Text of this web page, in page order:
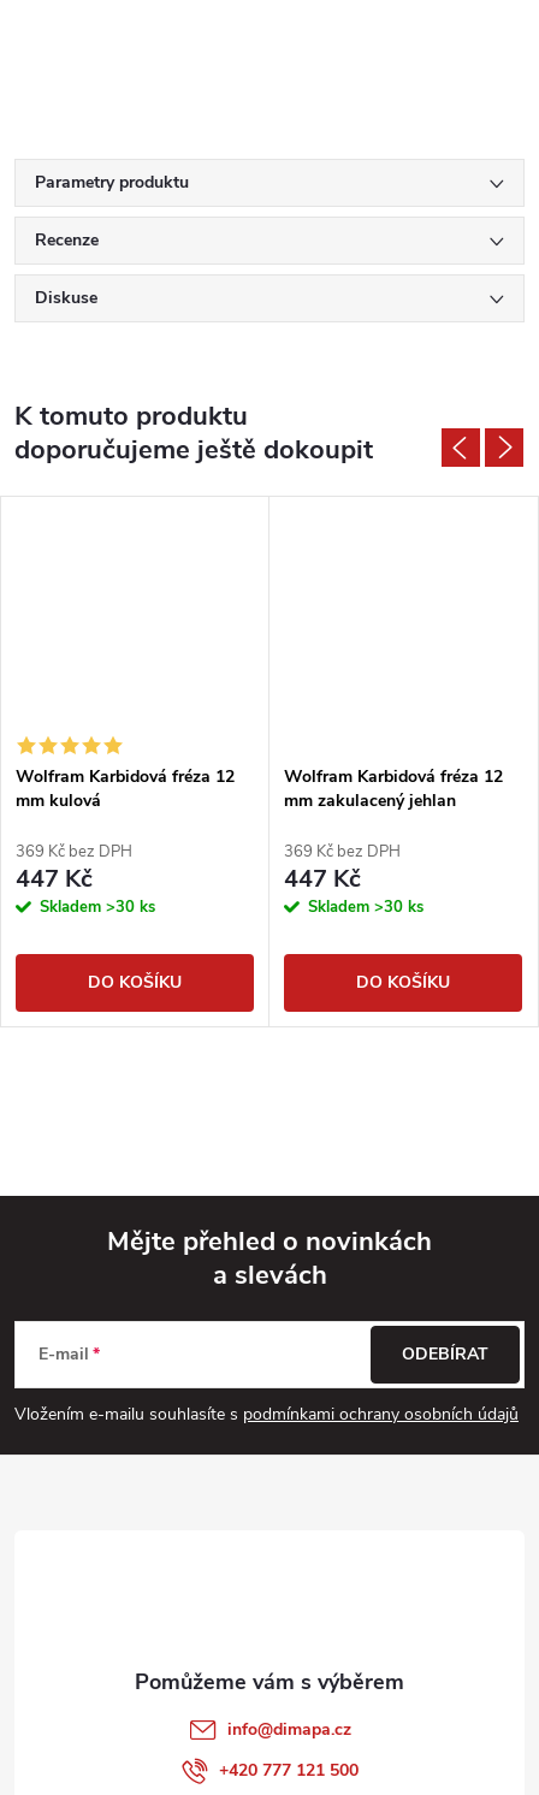
Parametry produktu
Recenze
Diskuse
K tomuto produktu
doporučujeme ještě dokoupit
Wolfram Karbidová fréza 12
mm kulová
369 Kč bez DPH
447 Kč
Skladem >30 ks
DO KOŠÍKU
Wolfram Karbidová fréza 12
mm zakulacený jehlan
369 Kč bez DPH
447 Kč
Skladem >30 ks
DO KOŠÍKU
p
a
Mějte přehled o novinkách
a slevách
E-mail
Vložením e-mailu souhlasíte s podmínkami ochrany osobních údajů
ODEBÍRAT
info@dimapa.cz
+420 777 121 500